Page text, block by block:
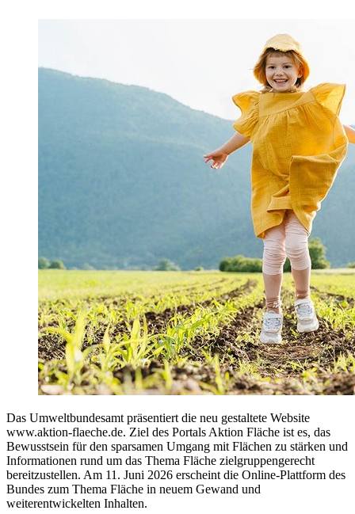
Das Umweltbundesamt präsentiert die neu gestaltete Website
www.aktion-flaeche.de. Ziel des Portals Aktion Fläche ist es, das
Bewusstsein für den sparsamen Umgang mit Flächen zu stärken und
Informationen rund um das Thema Fläche zielgruppengerecht
bereitzustellen. Am 11. Juni 2026 erscheint die Online-Plattform des
Bundes zum Thema Fläche in neuem Gewand und
weiterentwickelten Inhalten.